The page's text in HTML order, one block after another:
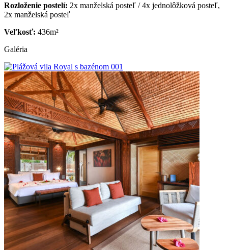
Rozloženie postelí: 2x manželská posteľ / 4x jednolôžková posteľ,
2x manželská posteľ
Veľkosť: 436m²
Galéria